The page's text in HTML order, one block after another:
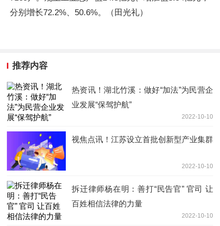
分别增长72.2%、50.6%。（田光礼）
推荐内容
热资讯！湖北竹溪：做好“加法”为民营企
业发展“保驾护航”
2022-10-10
视焦点讯！江苏设立首批创新型产业集群
2022-10-10
拆迁律师杨在明：善打“民告官” 官司 让
百姓相信法律的力量
2022-10-10